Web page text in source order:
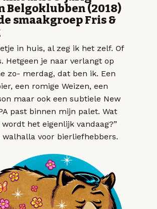
Belgoklubben (2018)
smaakgroep Fris &
in huis, al zeg ik het zelf. Of
Hetgeen je naar verlangt op
zo- merdag, dat ben ik. Een
een romige Weizen, een
maar ook een subtiele New
past binnen mijn palet. Wat
het eigenlijk vandaag?”
walhalla voor bierliefhebbers.